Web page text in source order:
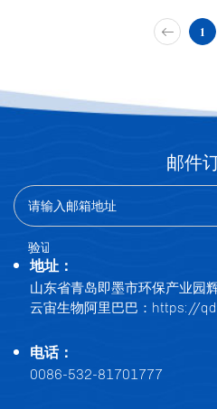
1
邮件
地址：
山东省青岛即墨市环保产业园
云宙生物阿里巴巴： https://
电话：
0086-532-81701777